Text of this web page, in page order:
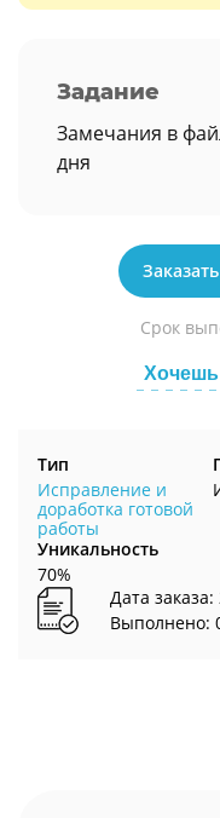
Задание
Замечания в
дня
Срок
Хочешь
Тип
Исправление и
доработка готовой
работы
Уникальность
70%
Дата
Выполнено: